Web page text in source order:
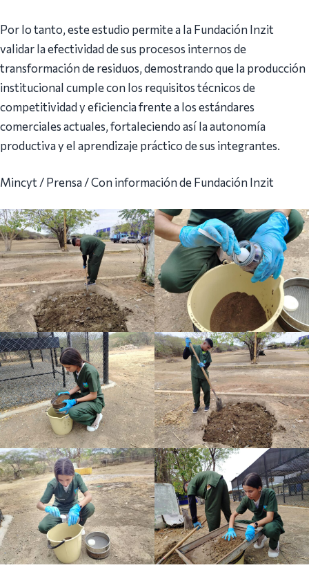
Por lo tanto, este estudio permite a la Fundación Inzit
validar la efectividad de sus procesos internos de
transformación de residuos, demostrando que la producción
institucional cumple con los requisitos técnicos de
competitividad y eficiencia frente a los estándares
comerciales actuales, fortaleciendo así la autonomía
productiva y el aprendizaje práctico de sus integrantes.
Mincyt / Prensa / Con información de Fundación Inzit